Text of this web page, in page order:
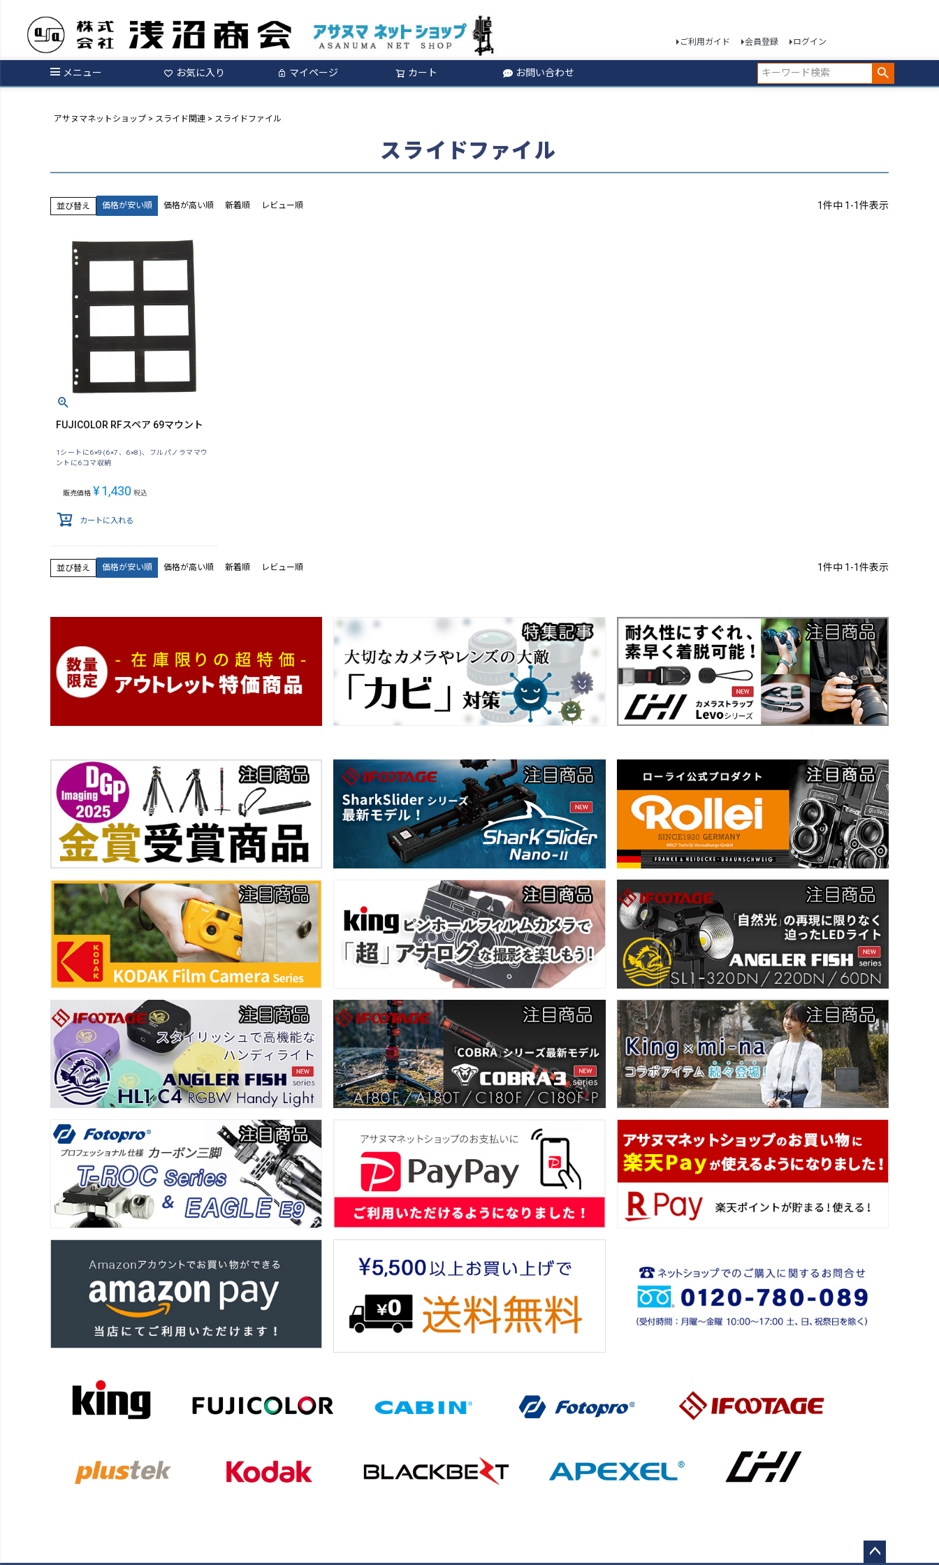
ご利用ガイド 会員登録 ログイン
メニュー お気に入り マイページ カート お問い合わせ
検索
アサヌマネットショップ スライド関連 スライドファイル
スライドファイル
並び替え 価格が安い順 価格が高い順 新着順 レビュー順 1件中 1 -1件表示
FUJICOLOR RFスペア 69マウント
1シートに6×9(6×7、6×8)、フルパノラママウ
ントに6コマ収納
販売価格 ¥1,430 税込
カートに入れる
並び替え 価格が安い順 価格が高い順 新着順 レビュー順 1件中 1 -1件表示